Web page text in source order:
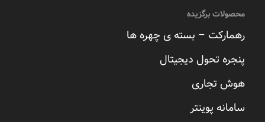
محصولات برگزیده
رهمارکت – بسته ی چهره ها
پنجره تحول دیجیتال
هوش تجاری
سامانه پوینتر